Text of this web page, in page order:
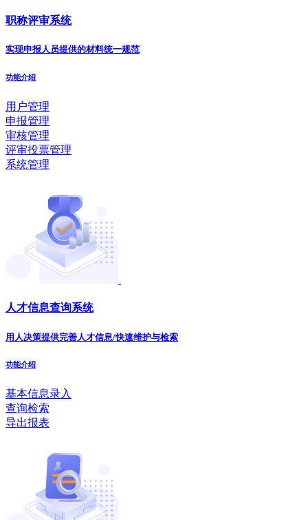
职称评审系统
实现申报人员提供的材料统一规范
功能介绍
用户管理
申报管理
审核管理
评审投票管理
系统管理
人才信息查询系统
用人决策提供完善人才信息/快速维护与检索
功能介绍
基本信息录入
查询检索
导出报表